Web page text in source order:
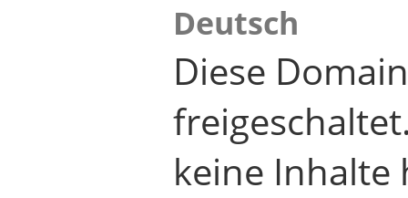
Deutsch
Diese
keine Inhalte